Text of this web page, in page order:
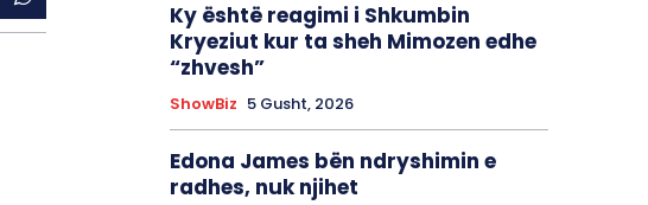
Ky është reagimi i Shkumbin
Kryeziut kur ta sheh Mimozen edhe
“zhvesh”
ShowBiz 5 Gusht, 2026
Edona James bën ndryshimin e
radhes, nuk njihet